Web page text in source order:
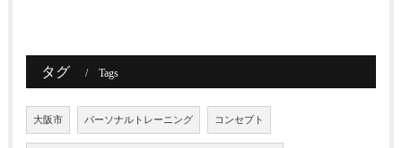
タグ Tags
大阪市 パーソナルトレーニング コンセプト